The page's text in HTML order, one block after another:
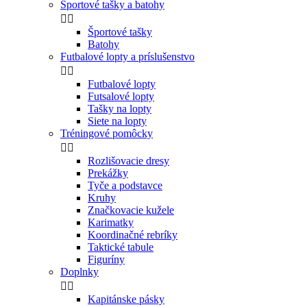
Športové tašky a batohy
 
Športové tašky
Batohy
Futbalové lopty a príslušenstvo
 
Futbalové lopty
Futsalové lopty
Tašky na lopty
Siete na lopty
Tréningové pomôcky
 
Rozlišovacie dresy
Prekážky
Tyče a podstavce
Kruhy
Značkovacie kužele
Karimatky
Koordinačné rebríky
Taktické tabule
Figuríny
Doplnky
 
Kapitánske pásky